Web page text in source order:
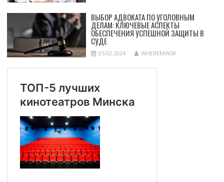
ВЫБОР АДВОКАТА ПО УГОЛОВНЫМ
ДЕЛАМ: КЛЮЧЕВЫЕ АСПЕКТЫ
ОБЕСПЕЧЕНИЯ УСПЕШНОЙ ЗАЩИТЫ В
СУДЕ
05.02.2024 WHEREMINSK